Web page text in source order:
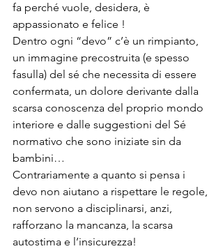
fa perché vuole, desidera, è
appassionato e felice !
Dentro ogni “devo” c’è un rimpianto,
un immagine precostruita (e spesso
fasulla) del sé che necessita di essere
confermata, un dolore derivante dalla
scarsa conoscenza del proprio mondo
interiore e dalle suggestioni del Sé
normativo che sono iniziate sin da
bambini…
Contrariamente a quanto si pensa i
devo non aiutano a rispettare le regole,
non servono a disciplinarsi, anzi,
rafforzano la mancanza, la scarsa
autostima e l’insicurezza!